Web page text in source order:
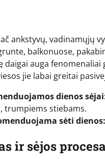
ankstyvų, vadinamųjų
balkonuose,
daigai auga
jie labai greitai
dienos
stiebams.
sėti dienos:
ir sėjos